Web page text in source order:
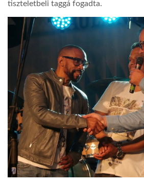
tiszteletbeli taggá fogadta.